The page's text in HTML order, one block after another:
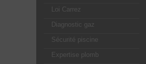
Loi Carrez
Diagnostic gaz
Sécurité piscine
Expertise plomb